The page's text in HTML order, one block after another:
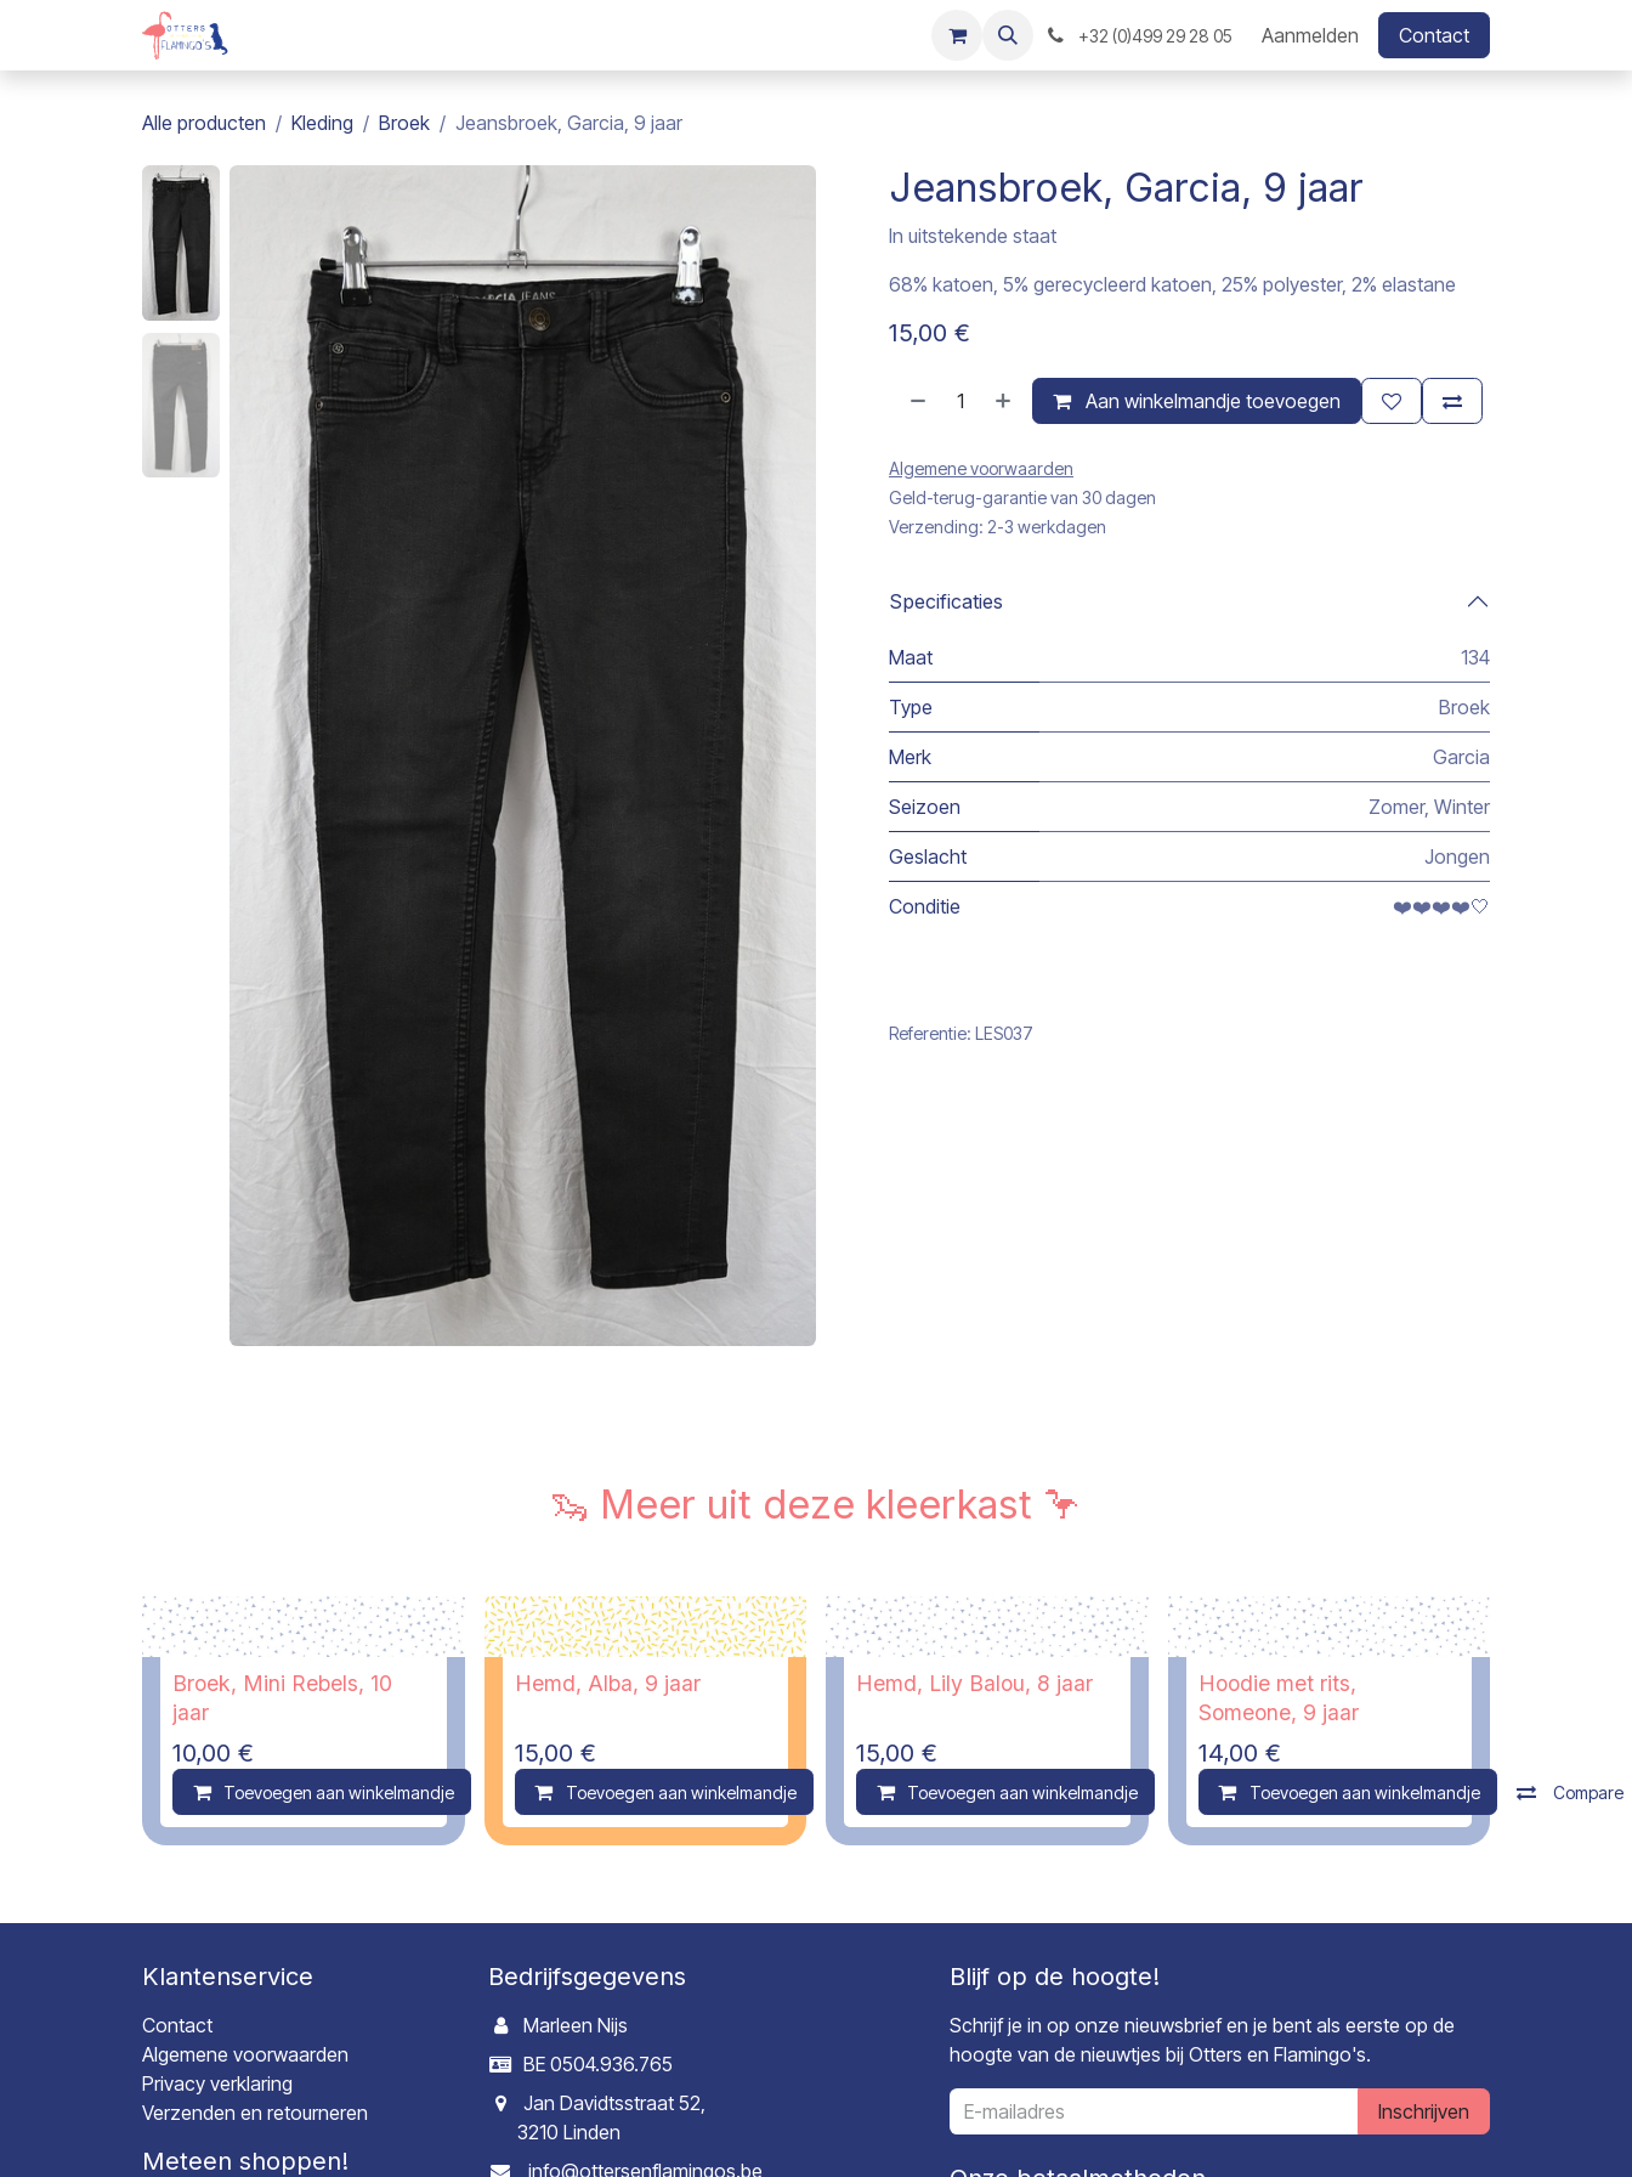
Overslaan naar inhoud
+32 (0)499 29 28 05 Aanmelden Contact
Alle producten Kleding Broek Jeansbroek, Garcia, 9 jaar
Jeansbroek, Garcia, 9 jaar
In uitstekende staat
68% katoen, 5% gerecycleerd katoen, 25% polyester, 2% elastane
15,00 €
Aan winkelmandje toevoegen
Algemene voorwaarden
Geld-terug-garantie van 30 dagen
Verzending: 2-3 werkdagen
Specificaties
Maat 134
Type Broek
Merk Garcia
Seizoen Zomer, Winter
Geslacht Jongen
Conditie ❤️❤️❤️❤️🤍
Referentie: LES037
🦦 Meer uit deze kleerkast 🦩
Broek, Mini Rebels, 10
jaar
10,00 €
Toevoegen aan winkelmandje Compare
Hemd, Alba, 9 jaar
15,00 €
Toevoegen aan winkelmandje Compare
Hemd, Lily Balou, 8 jaar
15,00 €
Toevoegen aan winkelmandje Compare
Hoodie met rits,
Someone, 9 jaar
14,00 €
Toevoegen aan winkelmandje Compare
Klantenservice
Contact
Algemene voorwaarden
Privacy verklaring
Verzenden en retourneren
Meteen shoppen!
Bedrijfsgegevens
Marleen Nijs
BE 0504.936.765
Jan Davidtsstraat 52,
3210 Linden
info@ottersenflamingos.be
Blijf op de hoogte!
Schrijf je in op onze nieuwsbrief en je bent als eerste op de
hoogte van de nieuwtjes bij Otters en Flamingo's.
Inschrijven